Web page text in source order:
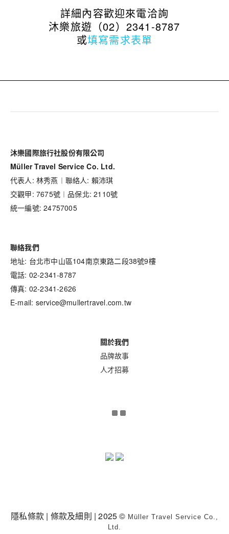
詳細內容歡迎來電洽詢
沐樂旅遊（02）2341-8787
或填寫需求表單
沐樂國際旅行社股份有限公司
Müller Travel Service Co. Ltd.
代表人: 林秀燕︱聯絡人: 賴沛琪
交觀甲: 7675號︱品保北: 2110號
統一編號: 24757005
聯絡我們
地址: 台北市中山區104南京東路二段38號9樓
電話: 02-2341-8787
傳真: 02-2341-2626
E-mail: service@mullertravel.com.tw
關於我們
品牌故事
人才招募
隱私條款 | 條款及細則 | 2025 © Müller Travel Service Co.,
Ltd.